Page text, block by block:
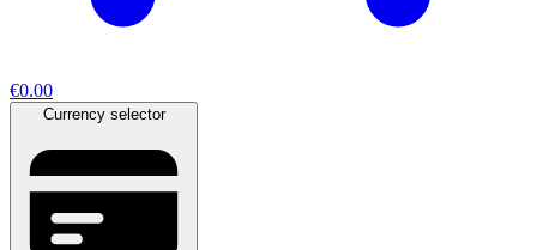
€0.00
Currency selector